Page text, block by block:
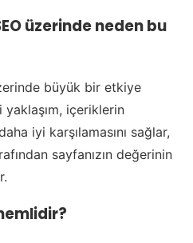
üzerinde neden bu
büyük bir etkiye
yaklaşım, içeriklerin
iyi karşılamasını sağlar,
sayfanızın değerinin